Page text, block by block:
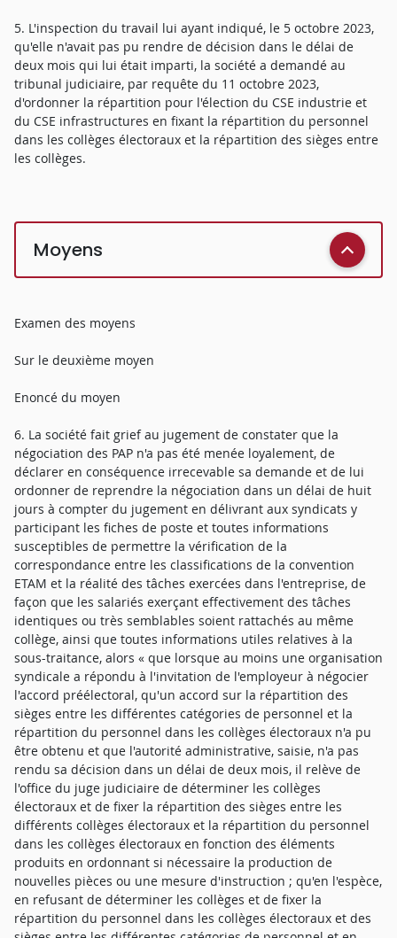
5. L'inspection du travail lui ayant indiqué, le 5 octobre 2023,
qu'elle n'avait pas pu rendre de décision dans le délai de
deux mois qui lui était imparti, la société a demandé au
tribunal judiciaire, par requête du 11 octobre 2023,
d'ordonner la répartition pour l'élection du CSE industrie et
du CSE infrastructures en fixant la répartition du personnel
dans les collèges électoraux et la répartition des sièges entre
les collèges.
Moyens
Examen des moyens
Sur le deuxième moyen
Enoncé du moyen
6. La société fait grief au jugement de constater que la
négociation des PAP n'a pas été menée loyalement, de
déclarer en conséquence irrecevable sa demande et de lui
ordonner de reprendre la négociation dans un délai de huit
jours à compter du jugement en délivrant aux syndicats y
participant les fiches de poste et toutes informations
susceptibles de permettre la vérification de la
correspondance entre les classifications de la convention
ETAM et la réalité des tâches exercées dans l'entreprise, de
façon que les salariés exerçant effectivement des tâches
identiques ou très semblables soient rattachés au même
collège, ainsi que toutes informations utiles relatives à la
sous-traitance, alors « que lorsque au moins une organisation
syndicale a répondu à l'invitation de l'employeur à négocier
l'accord préélectoral, qu'un accord sur la répartition des
sièges entre les différentes catégories de personnel et la
répartition du personnel dans les collèges électoraux n'a pu
être obtenu et que l'autorité administrative, saisie, n'a pas
rendu sa décision dans un délai de deux mois, il relève de
l'office du juge judiciaire de déterminer les collèges
électoraux et de fixer la répartition des sièges entre les
différents collèges électoraux et la répartition du personnel
dans les collèges électoraux en fonction des éléments
produits en ordonnant si nécessaire la production de
nouvelles pièces ou une mesure d'instruction ; qu'en l'espèce,
en refusant de déterminer les collèges et de fixer la
répartition du personnel dans les collèges électoraux et des